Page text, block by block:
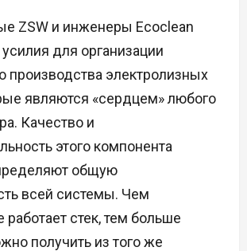
ZSW и инженеры Ecoclean
для организации
производства электролизных
являются «сердцем» любого
Качество и
этого компонента
общую
всей системы. Чем
стек, тем больше
получить из того же